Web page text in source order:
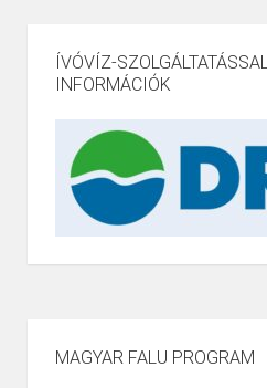
ÍVÓVÍZ-
INFORMÁCIÓK
MAGYAR FALU PROGRAM